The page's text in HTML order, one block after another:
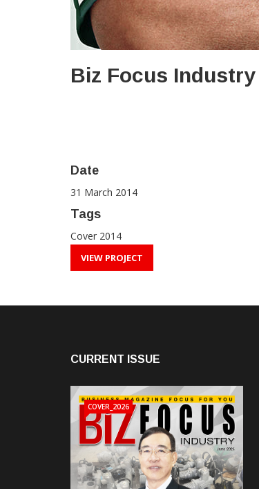
Biz Focus
Date
31 March 2014
Tags
Cover 2014
VIEW PROJECT
CURRENT ISSUE
COVER_2026